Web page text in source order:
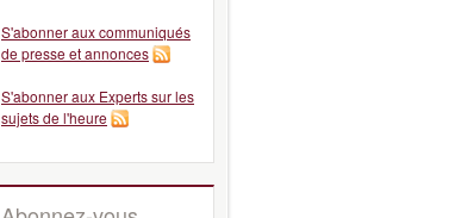
S'abonner aux communiqués
de presse et annonces
S'abonner aux Experts sur les
sujets de l'heure